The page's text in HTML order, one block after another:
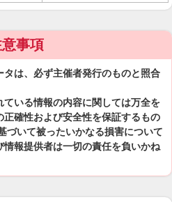
事項
は、必ず主催者発行のものと照合
いる情報の内容に関しては万全を
確性および安全性を保証するもの
づいて被ったいかなる損害について
報提供者は一切の責任を負いかね